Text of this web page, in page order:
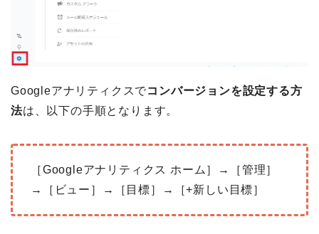
Googleアナリティクスでコンバージョンを設定する方
法は、以下の手順となります。
［Googleアナリティクス ホーム］→［管理］
→［ビュー］→［目標］→［+新しい目標］